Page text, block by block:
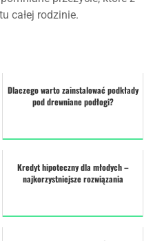
całej rodzinie.
Dlaczego warto zainstalować podkłady
pod drewniane podłogi?
Kredyt hipoteczny dla młodych –
najkorzystniejsze rozwiązania